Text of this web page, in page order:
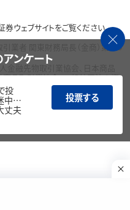
ウェブサイトをご覧ください。
業者 関東財務局長（金商）第195
金融先物取引業協会、日本商品
品取引業協会、一般社団法人資
アンケート
投
中…
丈夫
投票する